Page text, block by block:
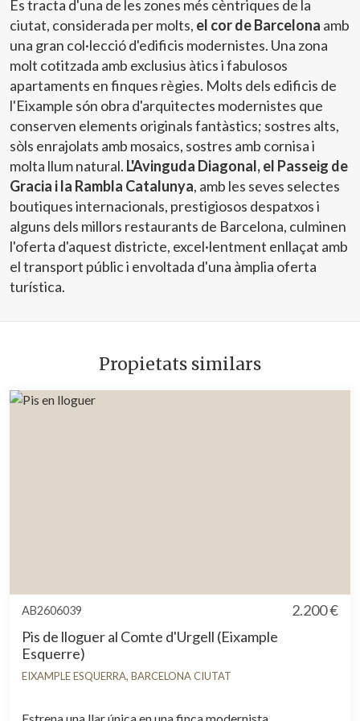
Es tracta d'una de les zones més cèntriques de la
ciutat, considerada per molts, el cor de Barcelona amb
una gran col·lecció d'edificis modernistes. Una zona
molt cotitzada amb exclusius àtics i fabulosos
apartaments en finques règies. Molts dels edificis de
l'Eixample són obra d'arquitectes modernistes que
conserven elements originals fantàstics; sostres alts,
sòls enrajolats amb mosaics, sostres amb cornisa i
molta llum natural. L'Avinguda Diagonal, el Passeig de
Gracia i la Rambla Catalunya, amb les seves selectes
boutiques internacionals, prestigiosos despatxos i
alguns dels millors restaurants de Barcelona, culminen
l'oferta d'aquest districte, excel·lentment enllaçat amb
el transport públic i envoltada d'una àmplia oferta
turística.
Propietats similars
AB2606039
2.200 €
Pis de lloguer al Comte d'Urgell (Eixample
Esquerre)
EIXAMPLE ESQUERRA, BARCELONA CIUTAT